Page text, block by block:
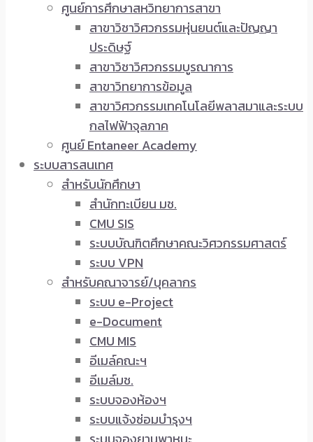
ศูนย์การศึกษาสหวิทยาการสาขา
สาขาวิชาวิศวกรรมหุ่นยนต์และปัญญา
ประดิษฐ์
สาขาวิชาวิศวกรรมบูรณาการ
สาขาวิทยาการข้อมูล
สาขาวิศวกรรมเทคโนโลยีพลาสมาและระบบ
กลไฟฟ้าจุลภาค
ศูนย์ Entaneer Academy
ระบบสารสนเทศ
สำหรับนักศึกษา
สำนักทะเบียน มช.
CMU SIS
ระบบบัณฑิตศึกษาคณะวิศวกรรมศาสตร์
ระบบ VPN
สำหรับคณาจารย์/บุคลากร
ระบบ e-Project
e-Document
CMU MIS
อีเมล์คณะฯ
อีเมล์มช.
ระบบจองห้องฯ
ระบบแจ้งซ่อมบำรุงฯ